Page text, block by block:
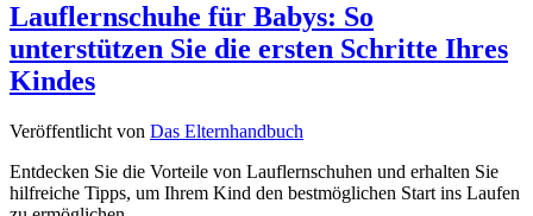
Lauflernschuhe für Babys: So
unterstützen Sie die ersten Schritte Ihres
Kindes
Veröffentlicht von Das Elternhandbuch
Entdecken Sie die Vorteile von Lauflernschuhen und erhalten Sie
hilfreiche Tipps, um Ihrem Kind den bestmöglichen Start ins Laufen